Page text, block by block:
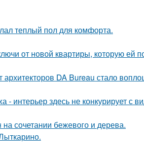
теплый пол для комфорта.
от новой квартиры, которую ей
DA Bureau стало
интерьер здесь не конкурирует с
сочетании бежевого и дерева.